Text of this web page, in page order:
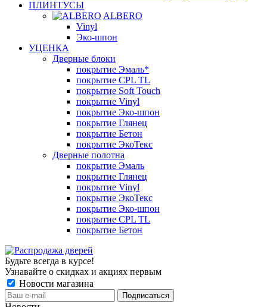
ПЛИНТУСЫ
ALBERO
Vinyl
Эко-шпон
УЦЕНКА
Дверные блоки
покрытие Эмаль*
покрытие CPL TL
покрытие Soft Touch
покрытие Vinyl
покрытие Эко-шпон
покрытие Глянец
покрытие Бетон
покрытие ЭкоТекс
Дверные полотна
покрытие Эмаль
покрытие Глянец
покрытие Vinyl
покрытие ЭкоТекс
покрытие Эко-шпон
покрытие CPL TL
покрытие Бетон
Будьте всегда в курсе!
Узнавайте о скидках и акциях первым
Новости магазина